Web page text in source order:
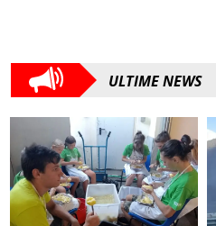
ULTIME NEWS